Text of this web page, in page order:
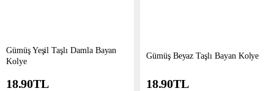
Gümüş Yeşil Taşlı Damla Bayan
Kolye
18.90TL
Gümüş Beyaz Taşlı Bayan Kolye
18.90TL